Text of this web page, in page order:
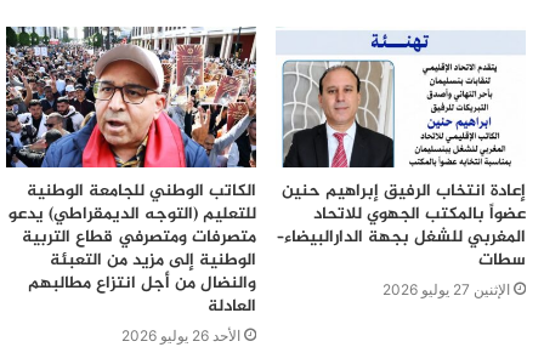
إعادة انتخاب الرفيق إبراهيم حنين
عضواً بالمكتب الجهوي للاتحاد
المغربي للشغل بجهة الدارالبيضاء–
سطات
الإثنين 27 يوليو 2026
الكاتب الوطني للجامعة الوطنية
للتعليم (التوجه الديمقراطي) يدعو
متصرفات ومتصرفي قطاع التربية
الوطنية إلى مزيد من التعبئة
والنضال من أجل انتزاع مطالبهم
العادلة
الأحد 26 يوليو 2026